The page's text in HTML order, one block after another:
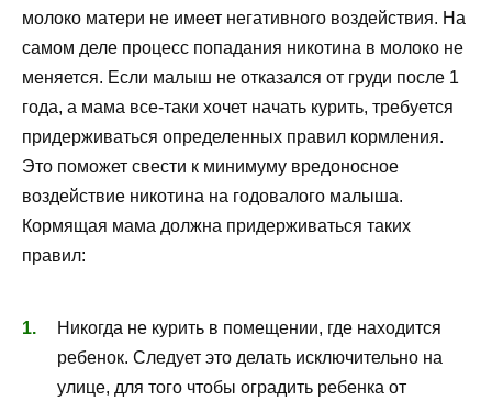
молоко матери не имеет негативного воздействия. На
самом деле процесс попадания никотина в молоко не
меняется. Если малыш не отказался от груди после 1
года, а мама все-таки хочет начать курить, требуется
придерживаться определенных правил кормления.
Это поможет свести к минимуму вредоносное
воздействие никотина на годовалого малыша.
Кормящая мама должна придерживаться таких
правил:
Никогда не курить в помещении, где находится
ребенок. Следует это делать исключительно на
улице, для того чтобы оградить ребенка от